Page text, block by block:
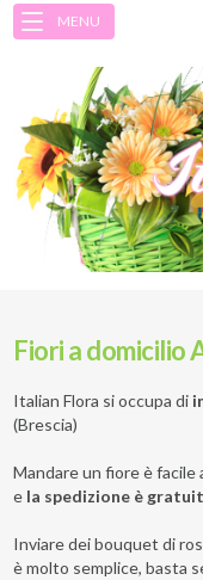
MENU
Fiori a domicilio
Italian Flora si occupa di
(Brescia)
Mandare un fiore è
e la spedizione è
Inviare dei bouquet di
è molto semplice, basta